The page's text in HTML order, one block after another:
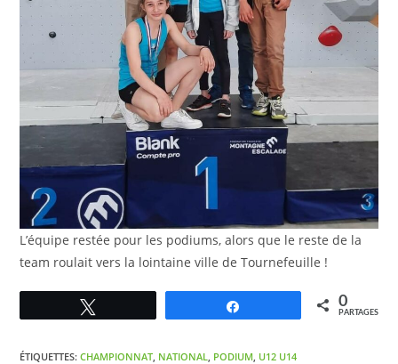
L’équipe restée pour les podiums, alors que le reste de la
team roulait vers la lointaine ville de Tournefeuille !
0
PARTAGES
ÉTIQUETTES:CHAMPIONNAT, NATIONAL, PODIUM, U12 U14